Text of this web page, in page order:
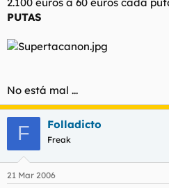
PUTAS
No está mal ...
F Folladicto
Freak
21 Mar 2006